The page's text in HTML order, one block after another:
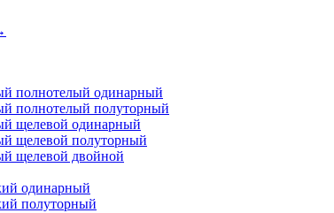
полнотелый одинарный
полнотелый полуторный
щелевой одинарный
щелевой полуторный
щелевой двойной
одинарный
полуторный